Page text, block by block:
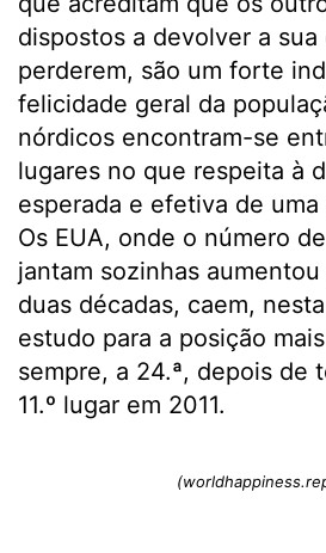
dispostos a devolver a
perderem, são um forte
felicidade geral da
nórdicos encontram-se
lugares no que respeita à
esperada e efetiva de
Os EUA, onde o número
jantam sozinhas
duas décadas, caem,
estudo para a posição
sempre, a 24.ª, depois de
11.º lugar em 2011.